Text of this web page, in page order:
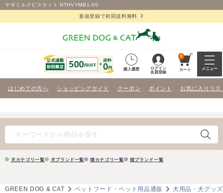
ヤギミルクビスケット NTHVYMB1-00
新規登録で初回送料無料
購入履歴
ログイン
会員登録
0
カート メニュー
はじめての方へ ショッピングガイド クーポン ポイント お気に入りリス
犬カテゴリ一覧 犬ブランド一覧 猫カテゴリ一覧 猫ブランド一覧
GREEN DOG & CAT ペットフード・ペット用品通販 犬用品・犬グッズ